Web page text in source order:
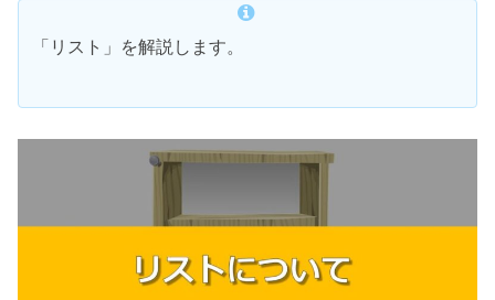
「リスト」を解説します。